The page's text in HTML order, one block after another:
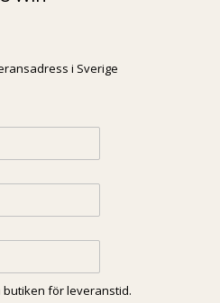
i Sverige
butiken för leveranstid.